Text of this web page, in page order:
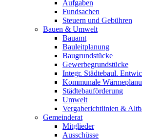
Aufgaben
Fundsachen
Steuern und Gebühren
Bauen & Umwelt
Bauamt
Bauleitplanung
Baugrundstücke
Gewerbegrundstücke
Integr. Städtebaul.
Kommunale
Städtebauförderung
Umwelt
Vergaberichtlinien &
Gemeinderat
Mitglieder
Ausschüsse